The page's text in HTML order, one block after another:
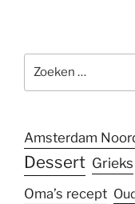
naar:
Amsterdam
Dessert Grieks
Oma’s recept